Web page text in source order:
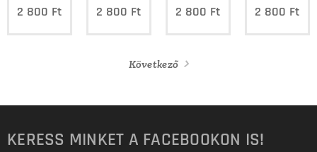
2 800 Ft 2 800 Ft 2 800 Ft 2 800 Ft
Következő
KERESS MINKET A FACEBOOKON IS!